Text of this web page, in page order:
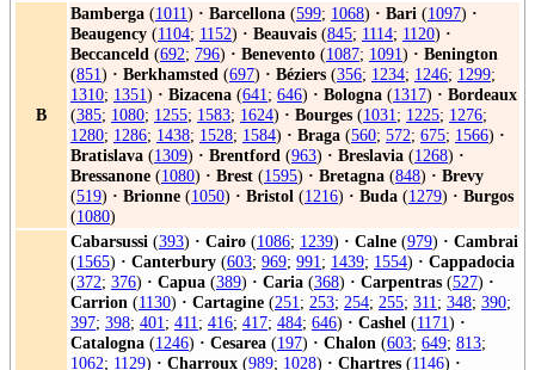
B
Bamberga (1011) · Barcellona (599; 1068) · Bari (1097) ·
Beaugency (1104; 1152) · Beauvais (845; 1114; 1120) ·
Beccanceld (692; 796) · Benevento (1087; 1091) · Benington
(851) · Berkhamsted (697) · Béziers (356; 1234; 1246; 1299;
1310; 1351) · Bizacena (641; 646) · Bologna (1317) · Bordeaux
(385; 1080; 1255; 1583; 1624) · Bourges (1031; 1225; 1276;
1280; 1286; 1438; 1528; 1584) · Braga (560; 572; 675; 1566) ·
Bratislava (1309) · Brentford (963) · Breslavia (1268) ·
Bressanone (1080) · Brest (1595) · Bretagna (848) · Brevy
(519) · Brionne (1050) · Bristol (1216) · Buda (1279) · Burgos
(1080)
Cabarsussi (393) · Cairo (1086; 1239) · Calne (979) · Cambrai
(1565) · Canterbury (603; 969; 991; 1439; 1554) · Cappadocia
(372; 376) · Capua (389) · Caria (368) · Carpentras (527) ·
Carrion (1130) · Cartagine (251; 253; 254; 255; 311; 348; 390;
397; 398; 401; 411; 416; 417; 484; 646) · Cashel (1171) ·
Catalogna (1246) · Cesarea (197) · Chalon (603; 649; 813;
1062; 1129) · Charroux (989; 1028) · Chartres (1146) ·